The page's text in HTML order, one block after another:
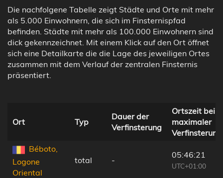
Die nachfolgene Tabelle zeigt Städte und Orte mit mehr
als 5.000 Einwohnern, die sich im Finsternispfad
befinden. Städte mit mehr als 100.000 Einwohnern sind
dick gekennzeichnet. Mit einem Klick auf den Ort öffnet
sich eine Detailkarte die die Lage des jeweiligen Ortes
zusammen mit dem Verlauf der zentralen Finsternis
präsentiert.
Ort Typ
Dauer der
Verfinsterung
Ortszeit bei
maximaler
Verfinsterung
Béboto,
Logone
Oriental
total -
05:46:21
UTC+01:00